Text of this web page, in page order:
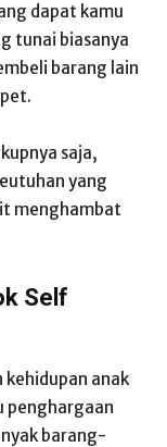
dapat kamu
tunai biasanya
barang lain
saja,
yang
menghambat
Self
kehidupan anak
penghargaan
barang-